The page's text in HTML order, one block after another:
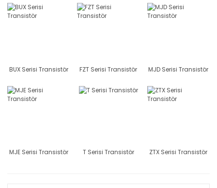
BUX Serisi Transistör FZT Serisi Transistör MJD Serisi Transistör
MJE Serisi Transistör T Serisi Transistör ZTX Serisi Transistör